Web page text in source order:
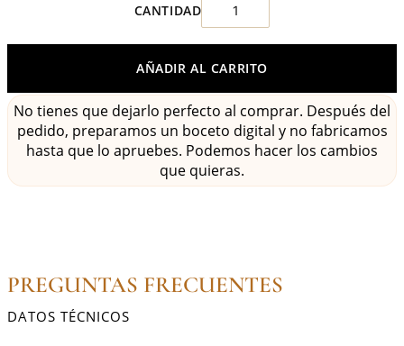
AÑADIR AL CARRITO
No tienes que dejarlo perfecto al comprar. Después del
pedido, preparamos un boceto digital y no fabricamos
hasta que lo apruebes. Podemos hacer los cambios
que quieras.
PREGUNTAS FRECUENTES
DATOS TÉCNICOS